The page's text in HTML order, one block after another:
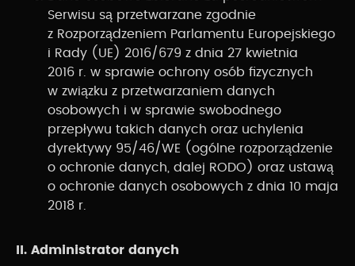
Serwisu są przetwarzane zgodnie
z Rozporządzeniem Parlamentu Europejskiego
i Rady (UE) 2016/679 z dnia 27 kwietnia
2016 r. w sprawie ochrony osób fizycznych
w związku z przetwarzaniem danych
osobowych i w sprawie swobodnego
przepływu takich danych oraz uchylenia
dyrektywy 95/46/WE (ogólne rozporządzenie
o ochronie danych, dalej RODO) oraz ustawą
o ochronie danych osobowych z dnia 10 maja
2018 r.
II. Administrator danych